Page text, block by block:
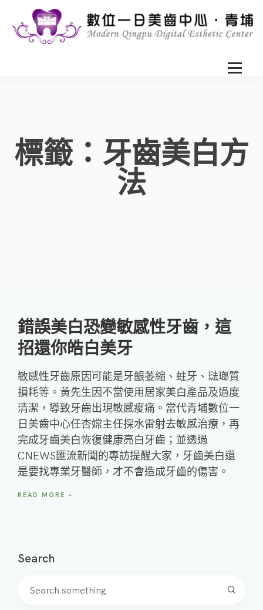
標籤：牙齒美白方
法
錯誤美白恐變敏感性牙齒，這
招還你皓白美牙
敏感性牙齒原因可能是牙齦萎縮、蛀牙、琺瑯質
損耗等。黃先生因不當使用居家美白產品及過度
清潔，導致牙齒出現敏感痠痛。當代青埔數位一
日美齒中心任杏嫦主任採水雷射去敏感治療，再
完成牙齒美白恢復健康亮白牙齒；並透過
CNEWS匯流新聞的專訪提醒大家，牙齒美白還
是要找專業牙醫師，才不會造成牙齒的傷害。
READ MORE »
Search